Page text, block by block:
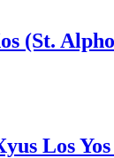
(St.
Los